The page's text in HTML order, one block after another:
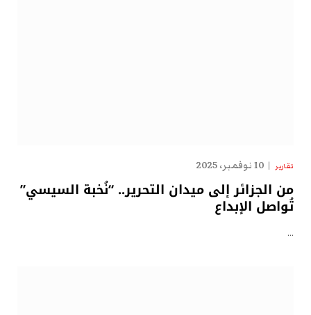
تقارير 10 نوفمبر، 2025
من الجزائر إلى ميدان التحرير.. “نُخبة السيسي”
تُواصل الإبداع
…